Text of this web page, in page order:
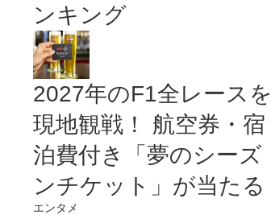
ンキング
2027年のF1全レースを
現地観戦！ 航空券・宿
泊費付き「夢のシーズ
ンチケット」が当たる
エンタメ